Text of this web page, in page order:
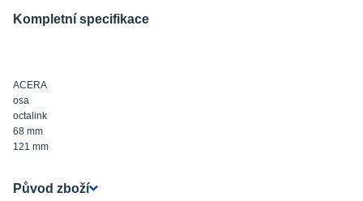
Kompletní specifikace
ACERA
osa
octalink
68 mm
121 mm
Původ zboží